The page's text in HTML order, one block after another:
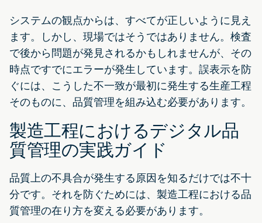
システムの観点からは、すべてが正しいように見え
ます。しかし、現場ではそうではありません。検査
で後から問題が発見されるかもしれませんが、その
時点ですでにエラーが発生しています。誤表示を防
ぐには、こうした不一致が最初に発生する生産工程
そのものに、品質管理を組み込む必要があります。
製造工程におけるデジタル品
質管理の実践ガイド
品質上の不具合が発生する原因を知るだけでは不十
分です。それを防ぐためには、製造工程における品
質管理の在り方を変える必要があります。